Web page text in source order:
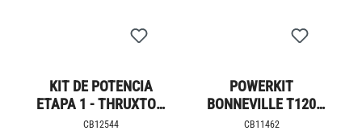
KIT DE POTENCIA
ETAPA 1 - THRUXTON
RS +10 CV
CB12544
POWERKIT
BONNEVILLE T120
FASE 4
CB11462